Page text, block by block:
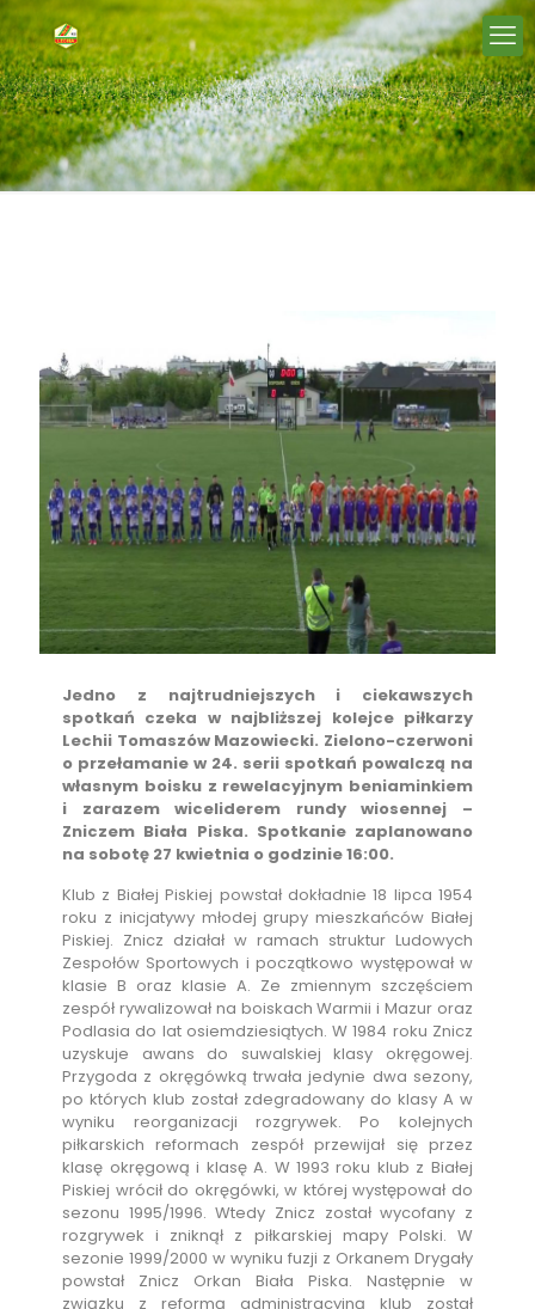
Jedno z najtrudniejszych i ciekawszych
spotkań czeka w najbliższej kolejce piłkarzy
Lechii Tomaszów Mazowiecki. Zielono-czerwoni
o przełamanie w 24. serii spotkań powalczą na
własnym boisku z rewelacyjnym beniaminkiem
i zarazem wiceliderem rundy wiosennej –
Zniczem Biała Piska. Spotkanie zaplanowano
na sobotę 27 kwietnia o godzinie 16:00.
Klub z Białej Piskiej powstał dokładnie 18 lipca 1954
roku z inicjatywy młodej grupy mieszkańców Białej
Piskiej. Znicz działał w ramach struktur Ludowych
Zespołów Sportowych i początkowo występował w
klasie B oraz klasie A. Ze zmiennym szczęściem
zespół rywalizował na boiskach Warmii i Mazur oraz
Podlasia do lat osiemdziesiątych. W 1984 roku Znicz
uzyskuje awans do suwalskiej klasy okręgowej.
Przygoda z okręgówką trwała jedynie dwa sezony,
po których klub został zdegradowany do klasy A w
wyniku reorganizacji rozgrywek. Po kolejnych
piłkarskich reformach zespół przewijał się przez
klasę okręgową i klasę A. W 1993 roku klub z Białej
Piskiej wrócił do okręgówki, w której występował do
sezonu 1995/1996. Wtedy Znicz został wycofany z
rozgrywek i zniknął z piłkarskiej mapy Polski. W
sezonie 1999/2000 w wyniku fuzji z Orkanem Drygały
powstał Znicz Orkan Biała Piska. Następnie w
związku z reformą administracyjną klub został